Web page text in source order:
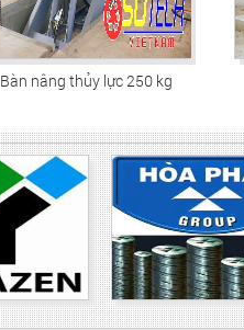
Bàn nâng thủy lực 250 kg